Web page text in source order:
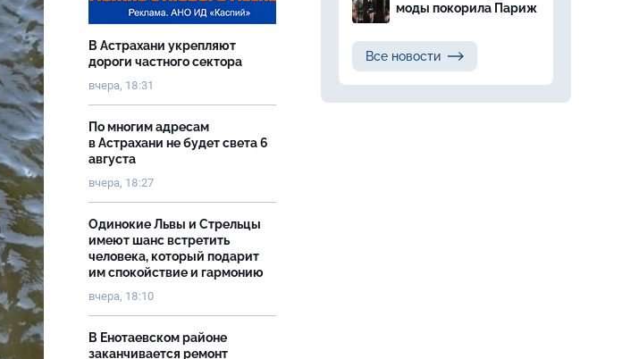
В Астрахани укрепляют
дороги частного сектора
вчера, 18:31
По многим адресам
в Астрахани не будет света 6
августа
вчера, 18:27
Одинокие Львы и Стрельцы
имеют шанс встретить
человека, который подарит
им спокойствие и гармонию
вчера, 18:10
В Енотаевском районе
заканчивается ремонт
моды покорила Париж
Все новости